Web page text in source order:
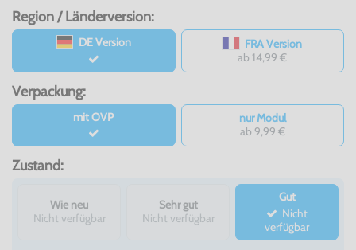
Region / Länderversion:
DE Version
FRA Version
ab 14,99 €
Verpackung:
mit OVP
nur Modul
ab 9,99 €
Zustand:
Wie neu
Nicht verfügbar
Sehr gut
Nicht verfügbar
Gut
verfügbar